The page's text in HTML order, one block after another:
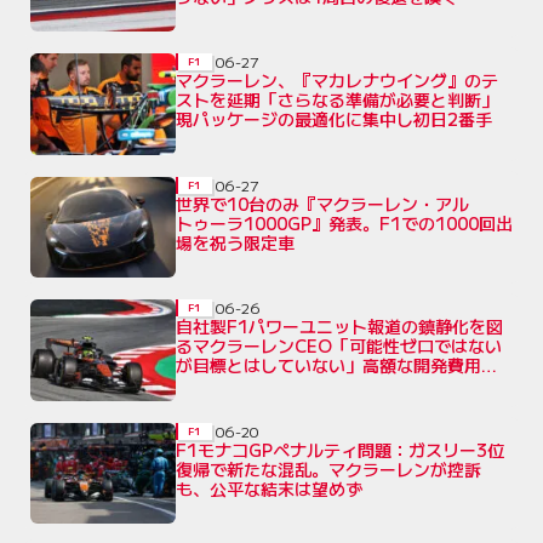
マクラーレン、『マカレナウイング』のテ
ストを延期「さらなる準備が必要と判断」
現パッケージの最適化に集中し初日2番手
F1 06-27
世界で10台のみ『マクラーレン・アル
トゥーラ1000GP』発表。F1での1000回出
場を祝う限定車
F1 06-27
自社製F1パワーユニット報道の鎮静化を図
るマクラーレンCEO「可能性ゼロではない
が目標とはしていない」高額な開発費用が
F1 06-26
F1モナコGPペナルティ問題：ガスリー3位
復帰で新たな混乱。マクラーレンが控訴
も、公平な結末は望めず
F1 06-20